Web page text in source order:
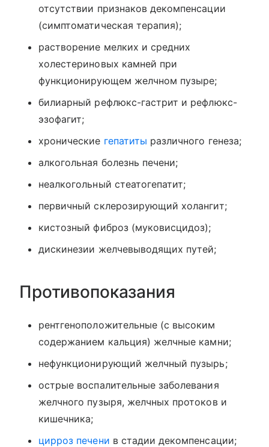
отсутствии признаков декомпенсации
(симптоматическая терапия);
растворение мелких и средних
холестериновых камней при
функционирующем желчном пузыре;
билиарный рефлюкс-гастрит и рефлюкс-
эзофагит;
хронические гепатиты различного генеза;
алкогольная болезнь печени;
неалкогольный стеатогепатит;
первичный склерозирующий холангит;
кистозный фиброз (муковисцидоз);
дискинезии желчевыводящих путей;
Противопоказания
рентгеноположительные (с высоким
содержанием кальция) желчные камни;
нефункционирующий желчный пузырь;
острые воспалительные заболевания
желчного пузыря, желчных протоков и
кишечника;
цирроз печени в стадии декомпенсации;